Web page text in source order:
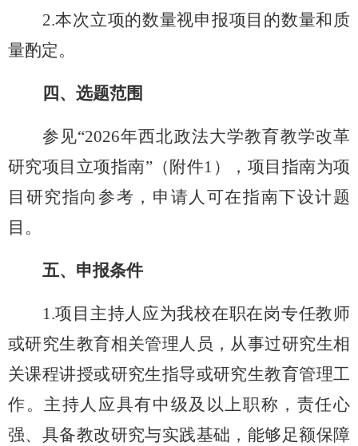
2.本次立项的数量视申报项目的数量和质
量酌定。
四、选题范围
参见“2026年西北政法大学教育教学改革
研究项目立项指南”（附件1），项目指南为项
目研究指向参考，申请人可在指南下设计题
目。
五、申报条件
1.项目 主持人 应为我校在职在岗专任教师
或研究生教育相关管理人员 ， 从事过研究生相
关课程讲授或研究生指导或研究生教育管理工
作。 主持人应具有中级及以上职称，责任心
强、具备教改研究与实践基础，能够足额保障